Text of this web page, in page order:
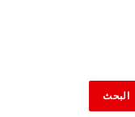
البحث